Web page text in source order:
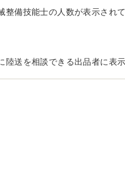
整備技能士の人数が表示されて
陸送を相談できる出品者に表